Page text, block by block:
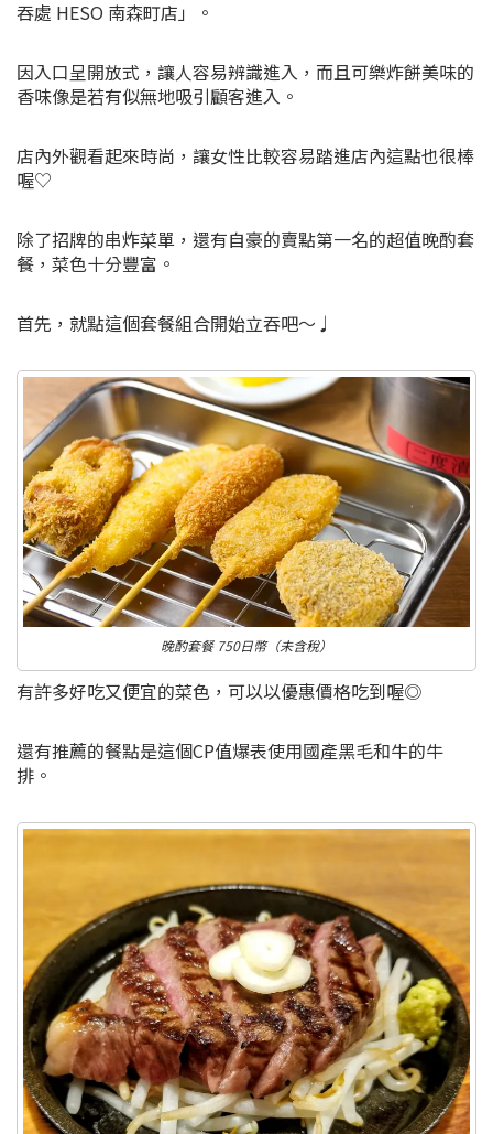
吞處 HESO 南森町店」。
因入口呈開放式，讓人容易辨識進入，而且可樂炸餅美味的
香味像是若有似無地吸引顧客進入。
店內外觀看起來時尚，讓女性比較容易踏進店內這點也很棒
喔♡
除了招牌的串炸菜單，還有自豪的賣點第一名的超值晚酌套
餐，菜色十分豐富。
首先，就點這個套餐組合開始立吞吧～♩
晚酌套餐 750日幣（未含稅）
有許多好吃又便宜的菜色，可以以優惠價格吃到喔◎
還有推薦的餐點是這個CP值爆表使用國產黑毛和牛的牛
排。